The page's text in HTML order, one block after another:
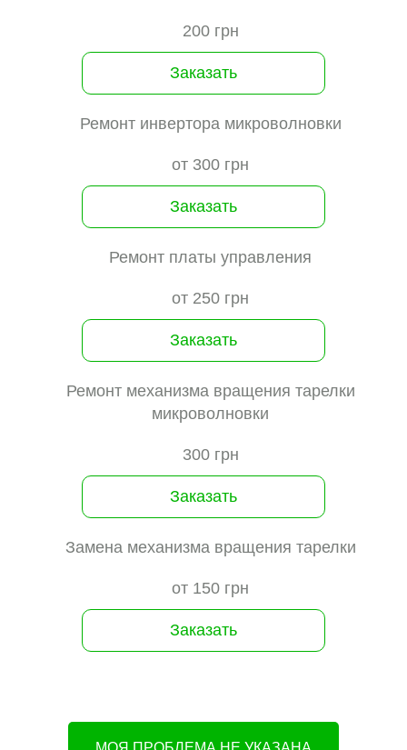
200 грн
Заказать
Ремонт инвертора микроволновки
от 300 грн
Заказать
Ремонт платы управления
от 250 грн
Заказать
Ремонт механизма вращения тарелки
микроволновки
300 грн
Заказать
Замена механизма вращения тарелки
от 150 грн
Заказать